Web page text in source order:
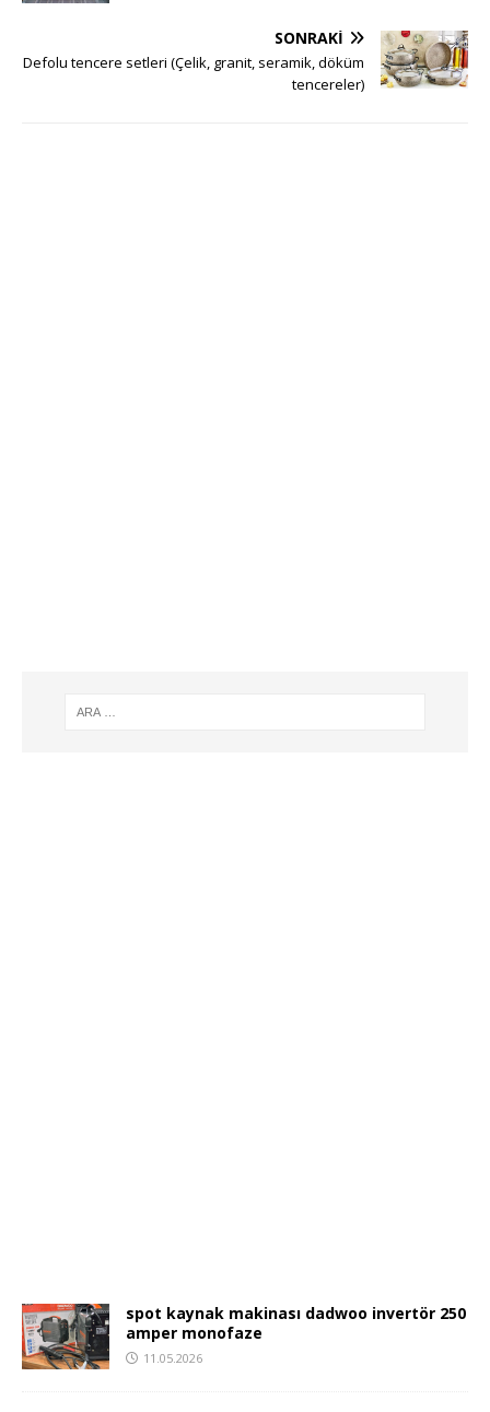
SONRAKI
Defolu tencere setleri (Çelik, granit, seramik, döküm
tencereler)
spot kaynak makinası dadwoo invertör 250
amper monofaze
11.05.2026